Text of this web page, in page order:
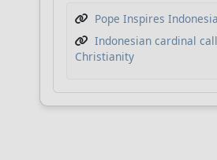
Pope Inspires
Indonesian cardinal
Christianity
Aiutaci a continuare
CatéGPT, l'organizzazione
ha bisogno del tuo
sviluppare strumenti di